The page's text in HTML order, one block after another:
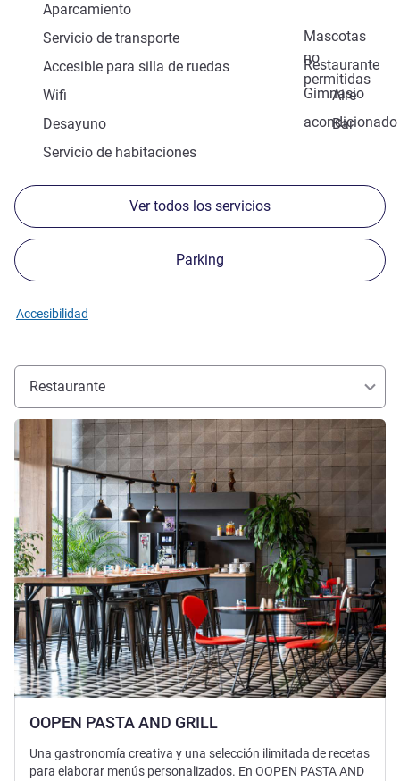
Aparcamiento
Mascotas
no
permitidas
Servicio de transporte
Restaurante
Accesible para silla de ruedas
Gimnasio
Wifi
Aire
acondicionado
Desayuno
Bar
Servicio de habitaciones
Ver todos los servicios
Parking
Accesibilidad
Restaurante
OOPEN PASTA AND GRILL
Más información
Una gastronomía creativa y una selección ilimitada de recetas
para elaborar menús personalizados. En OOPEN PASTA AND